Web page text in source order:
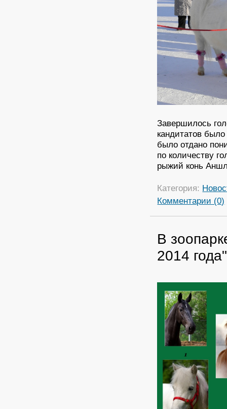
Завершилось
кандитатов
было отдано
по количеству
рыжий конь
Категория:
Комментарии (0)
В
2014 года"